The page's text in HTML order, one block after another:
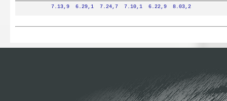
7.13,9  6.29,1  7.24,7  7.10,1  6.22,9  8.03,2